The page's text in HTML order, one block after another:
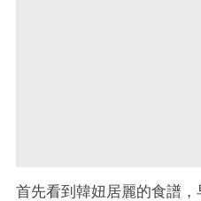
首先看到韓妞居麗的食譜